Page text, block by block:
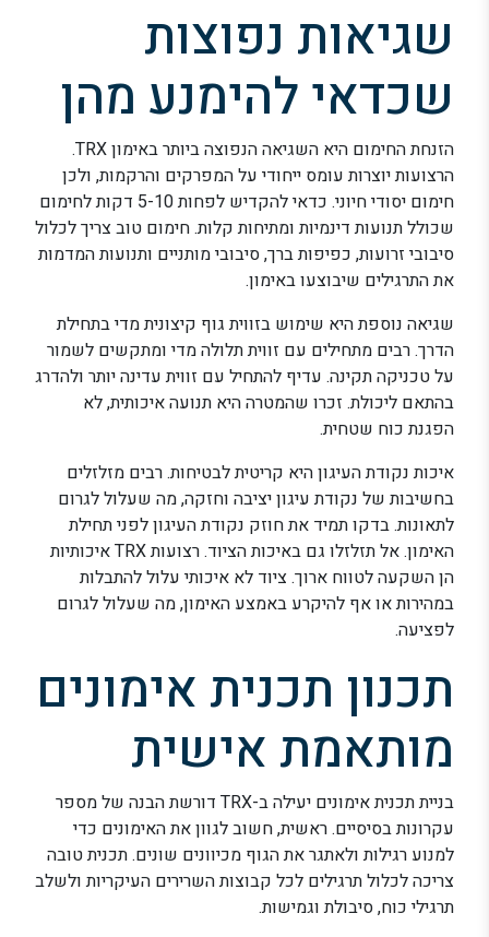
שגיאות נפוצות
שכדאי להימנע מהן
הזנחת החימום היא השגיאה הנפוצה ביותר באימון TRX.
הרצועות יוצרות עומס ייחודי על המפרקים והרקמות, ולכן
חימום יסודי חיוני. כדאי להקדיש לפחות 5-10 דקות לחימום
שכולל תנועות דינמיות ומתיחות קלות. חימום טוב צריך לכלול
סיבובי זרועות, כפיפות ברך, סיבובי מותניים ותנועות המדמות
את התרגילים שיבוצעו באימון.
שגיאה נוספת היא שימוש בזווית גוף קיצונית מדי בתחילת
הדרך. רבים מתחילים עם זווית תלולה מדי ומתקשים לשמור
על טכניקה תקינה. עדיף להתחיל עם זווית עדינה יותר ולהדרג
בהתאם ליכולת. זכרו שהמטרה היא תנועה איכותית, לא
הפגנת כוח שטחית.
איכות נקודת העיגון היא קריטית לבטיחות. רבים מזלזלים
בחשיבות של נקודת עיגון יציבה וחזקה, מה שעלול לגרום
לתאונות. בדקו תמיד את חוזק נקודת העיגון לפני תחילת
האימון. אל תזלזלו גם באיכות הציוד. רצועות TRX איכותיות
הן השקעה לטווח ארוך. ציוד לא איכותי עלול להתבלות
במהירות או אף להיקרע באמצע האימון, מה שעלול לגרום
לפציעה.
תכנון תכנית אימונים
מותאמת אישית
בניית תכנית אימונים יעילה ב-TRX דורשת הבנה של מספר
עקרונות בסיסיים. ראשית, חשוב לגוון את האימונים כדי
למנוע רגילות ולאתגר את הגוף מכיוונים שונים. תכנית טובה
צריכה לכלול תרגילים לכל קבוצות השרירים העיקריות ולשלב
תרגילי כוח, סיבולת וגמישות.